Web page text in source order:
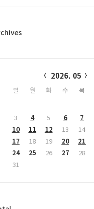
2026. 05
일 월 화 수 목
3
4 5 6 7
10
11 12 13 14
17
18 19 20 21
24
25 26 27 28
31